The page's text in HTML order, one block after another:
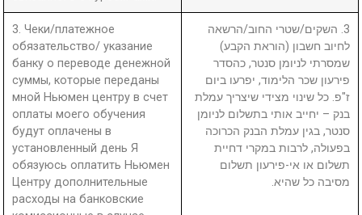
3. Чеки/платежное
обязательство/ указание
банку о переводе денежной
суммы, которые переданы
мной Ньюмен центру в счет
оплаты моего обучения
будут оплачены в
установленный день Я
обязуюсь оплатить Ньюмен
Центру дополнительные
расходы на банковские
3. השקים/שטרי החוב/הרשאה
לחיוב חשבון (הוראת הקבע)
שמסרתי לניומן סנטר, כהסדר
פירעון שכר הלימוד, יפרעו ביום
ז"פ. כל שינוי מצידי שיצריך עמלת
בנק – יחייב אותי בתשלום לניומן
סנטר, בגין עמלת הבנק הכרוכה
בפעולה, לרבות במקרי דחיית
תשלום או אי-פירעון תשלום
מסיבה כל שהיא.